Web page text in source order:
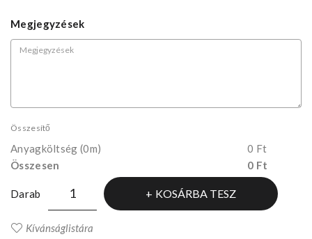
Megjegyzések
Összesítő
Anyagköltség (0m)
0 Ft
Összesen
0 Ft
Darab KOSÁRBA TESZ
Kívánságlistára